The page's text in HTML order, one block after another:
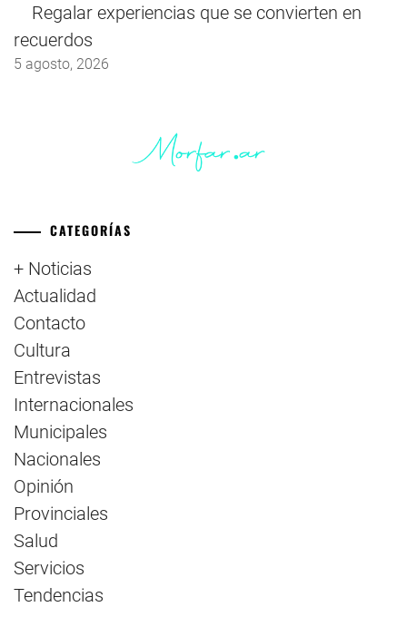
Regalar experiencias que se convierten en
recuerdos
5 agosto, 2026
CATEGORÍAS
+ Noticias
Actualidad
Contacto
Cultura
Entrevistas
Internacionales
Municipales
Nacionales
Opinión
Provinciales
Salud
Servicios
Tendencias